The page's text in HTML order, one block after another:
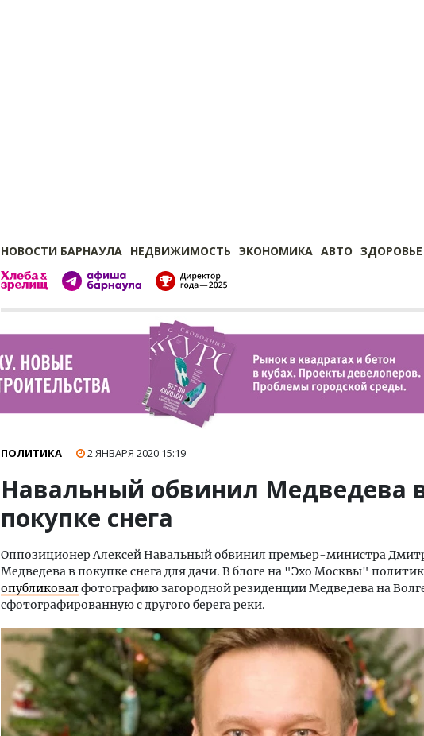
НОВОСТИ БАРНАУЛА НЕДВИЖИМОСТЬ ЭКОНОМИКА АВТО ЗДОРОВЬЕ
ПОЛИТИКА 2 ЯНВАРЯ 2020 15:19
Навальный обвинил Медведева
покупке снега
Оппозиционер Алексей Навальный обвинил премьер-министра
Медведева в покупке снега для дачи. В блоге на "Эхо Москвы" политик
опубликовалфотографию загородной резиденции Медведева на
сфотографированную с другого берега реки.